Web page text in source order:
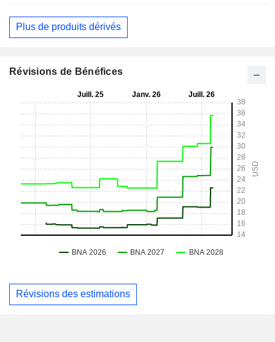
Plus de produits dérivés
Révisions de Bénéfices
Révisions des estimations